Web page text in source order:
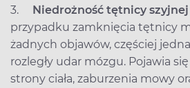
3. Niedrożność tętnicy
przypadku zamknięcia tętnicy
żadnych objawów, częściej
rozległy udar mózgu. Pojawia
strony ciała, zaburzenia mowy